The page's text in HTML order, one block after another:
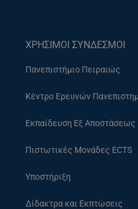
ΧΡΗΣΙΜΟΙ ΣΥΝΔΕΣΜΟΙ
Πανεπιστήμιο Πειραιώς
Κέντρο Ερευνών
Εκπαίδευση Εξ Αποστάσεως
Πιστωτικές Μονάδες ECTS
Υποστήριξη
Δίδακτρα και Εκπτώσεις